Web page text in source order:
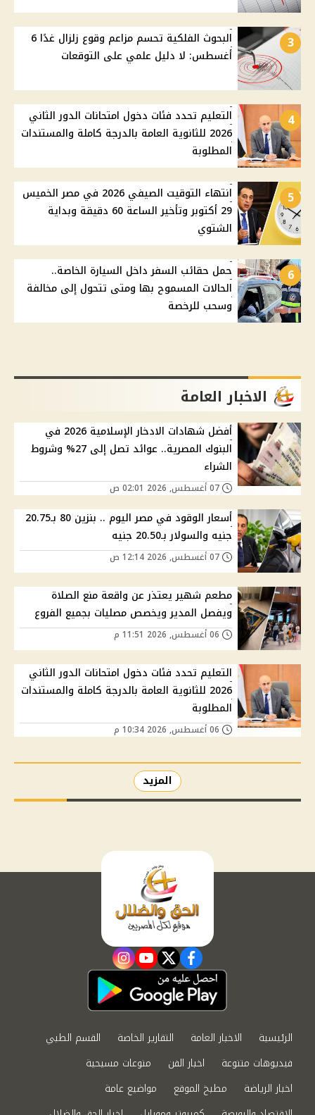
3
البحوث الفلكية تحسم مزاعم وقوع زلزال غدًا 6
أغسطس: لا دليل علمي على التوقعات
4
التعليم تحدد فئات دخول امتحانات الدور الثاني
2026 للثانوية العامة بالدرجة كاملة والمستندات
المطلوبة
5
انتهاء التوقيت الصيفي 2026 في مصر الخميس
29 أكتوبر وتأخير الساعة 60 دقيقة وبداية
الشتوي
6
حمل حقائب السفر داخل السيارة الخاصة..
الحالات المسموح بها ومتى تتحول إلى مخالفة
وسحب للرخصة
الاخبار العامة
أفضل شهادات الادخار الإسلامية 2026 في
البنوك المصرية.. عوائد تصل إلى 27% وشروط
الشراء
أسعار الوقود في مصر اليوم .. بنزين 80 بـ20.75
جنيه والسولار بـ20.50 جنيه
مطعم شهير يعتذر عن واقعة منع الصلاة
ويفصل المدير ويخصص مصليات بجميع الفروع
التعليم تحدد فئات دخول امتحانات الدور الثاني
2026 للثانوية العامة بالدرجة كاملة والمستندات
المطلوبة
المزيد
facebook
twitter
youtube
instagram
الرئيسية الاخبار العامة التقارير الخاصة
القسم الطبي
فيديوهات متنوعة
اخبار الفن
منوعات مسيحية
اخبار الرياضة
مطبخ الموقع
مواضيع عامة